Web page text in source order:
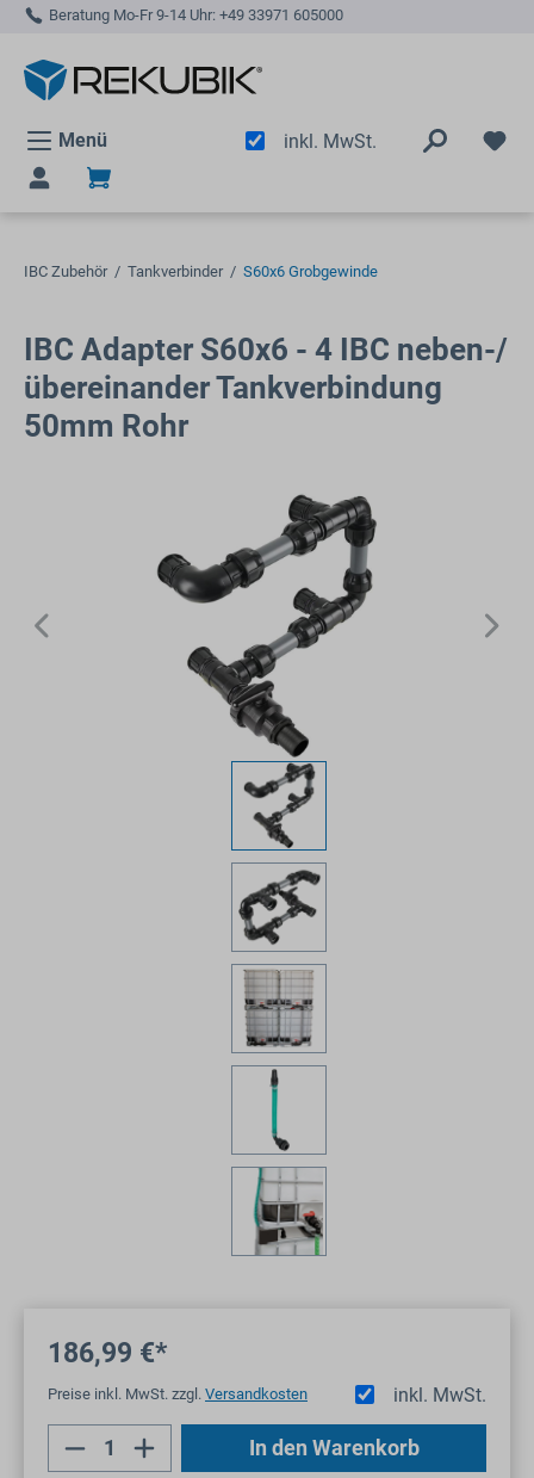
springen
Beratung Mo-Fr 9-14 Uhr: +49 33971 605000
Menü inkl. MwSt.
IBC Zubehör / Tankverbinder / S60x6 Grobgewinde
IBC Adapter S60x6 - 4 IBC neben-/
übereinander Tankverbindung
50mm Rohr
186,99 €*
inkl. MwSt.
Preise inkl. MwSt. zzgl. Versandkosten
Produkt Anzahl: Gib den gewünschten
In den Warenkorb